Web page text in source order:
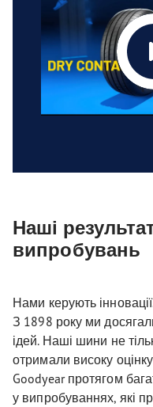
Наші
випробувань
Нами керують
З 1898 року ми
ідей. Наші шини не
отримали високу
Goodyear протягом
у випробуваннях, які